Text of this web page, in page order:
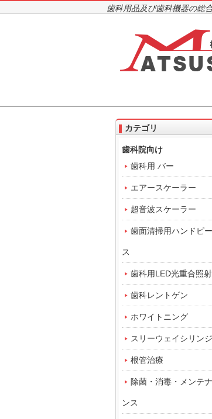
歯科用品及び歯科機器の総
カテゴリ
歯科院向け
歯科用 バー
エアースケーラー
超音波スケーラー
歯面清掃用ハンドピー
ス
歯科用LED光重合照
歯科レントゲン
ホワイトニング
スリーウェイシリンジ
根管治療
除菌・消毒・メンテナ
ンス